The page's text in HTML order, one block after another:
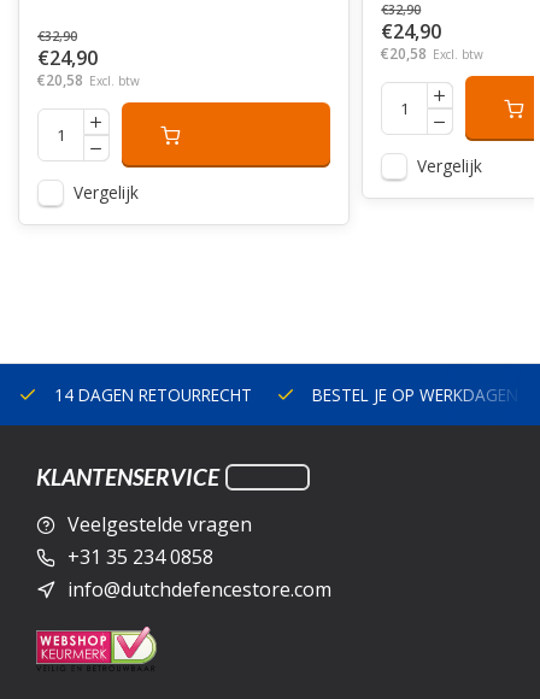
€32,90
€24,90
€20,58 Excl. btw
Vergelijk
€32,90
€24,90
€20,58 Excl. btw
Vergelijk
14 DAGEN RETOURRECHT BESTEL JE OP WERKDAGEN
KLANTENSERVICE
Veelgestelde vragen
+31 35 234 0858
info@dutchdefencestore.com